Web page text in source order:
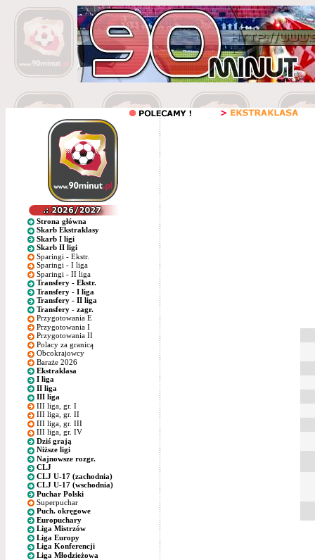
Strona główna
Skarb Ekstraklasy
Skarb I ligi
Skarb II ligi
Sparingi - Ekstr.
Sparingi - I liga
Sparingi - II liga
Transfery - Ekstr.
Transfery - I liga
Transfery - II liga
Transfery - zagr.
Przygotowania E
Przygotowania I
Przygotowania II
Polacy za granicą
Obcokrajowcy
Baraże 2026
Ekstraklasa
I liga
II liga
III liga
III liga, gr. I
III liga, gr. II
III liga, gr. III
III liga, gr. IV
Dziś grają
Niższe ligi
Najnowsze rozgr.
CLJ
CLJ U-17 (zachodnia)
CLJ U-17 (wschodnia)
Puchar Polski
Superpuchar
Puch. okręgowe
Europuchary
Liga Mistrzów
Liga Europy
Liga Konferencji
Liga Młodzieżowa